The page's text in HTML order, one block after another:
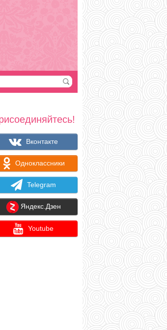
Вконтакте
Одноклассники
Telegram
Яндекс.Дзен
Youtube